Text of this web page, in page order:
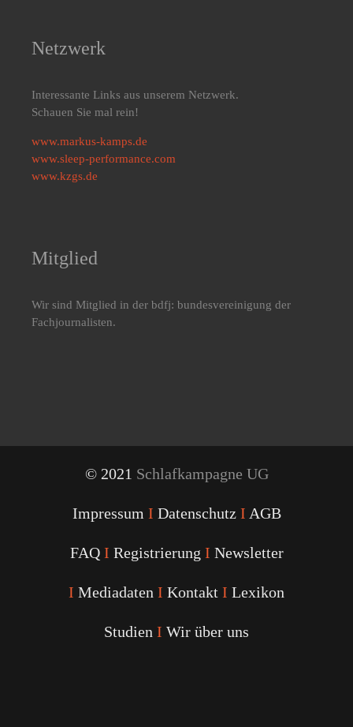
Netzwerk
Interessante Links aus unserem Netzwerk.
Schauen Sie mal rein!
www.markus-kamps.de
www.sleep-performance.com
www.kzgs.de
Mitglied
Wir sind Mitglied in der bdfj: bundesvereinigung der
Fachjournalisten.
© 2021 Schlafkampagne UG
Impressum I Datenschutz I AGB
FAQ I Registrierung I Newsletter
I Mediadaten I Kontakt I Lexikon
Studien I Wir über uns